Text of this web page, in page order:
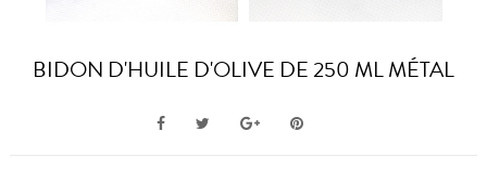
BIDON D'HUILE D'OLIVE DE 250 ML MÉTAL